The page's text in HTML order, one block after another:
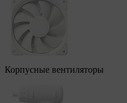
Корпусные вентиляторы